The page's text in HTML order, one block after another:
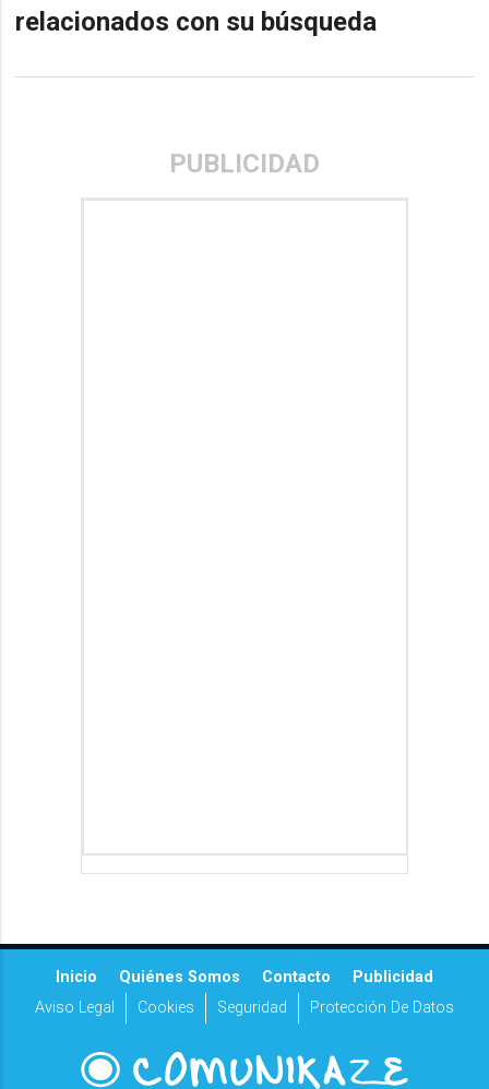
relacionados con su búsqueda
PUBLICIDAD
Inicio Quiénes Somos Contacto
Publicidad
Aviso Legal
Cookies Seguridad Protección De Datos